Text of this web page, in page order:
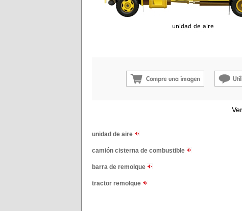
unidad de aire
camión cisterna de combustible
barra de remolque
tractor remolque